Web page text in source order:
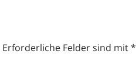
Erforderliche Felder sind mit*